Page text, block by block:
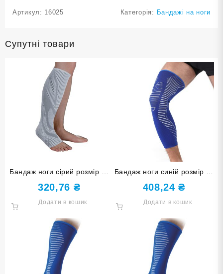
Артикул: 16025 Категорія: Бандажі на ноги
Супутні товари
Бандаж ноги сірий розмір L-
XL ST-7164-L-XL
320,76 ₴
Додати в кошик
Бандаж ноги синій розмір S-
M ST-7032-S-M
408,24₴
Додати в кошик